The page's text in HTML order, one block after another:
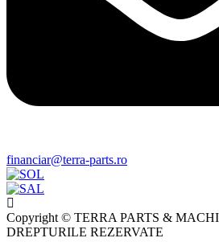
financiar@terra-parts.ro
Copyright © TERRA PARTS &
DREPTURILE REZERVATE